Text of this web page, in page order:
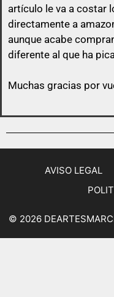
artículo le va a costar
directamente a
aunque acabe
diferente al que ha
Muchas gracias por
AVISO LEGAL
© 2026